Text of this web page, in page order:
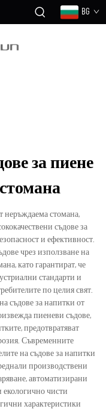
BG
за пиене
неръждаема стомана,
съдове за
и ефективност.
чрез използване на
като гарантират, че
стандарти и
по целия свят.
съдове за напитки от
пиеневи съдове,
предотвратяват
Съвременните
на съдове за напитки
производствени
автоматизирани
екологично чисти
характеристики